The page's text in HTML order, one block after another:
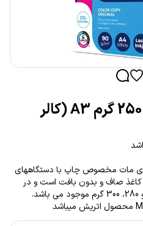
کاغذ عروسکی ماندی 250 گرم A3 (کالر
مات مخصوص چاپ با دستگاههای
صاف و بدون بافت است و در
گرماژ 100، 120، 160، 200، 220، 250 و 280، 300 گرم موجود می باشد.